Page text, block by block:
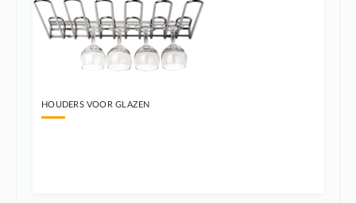
HOUDERS VOOR GLAZEN